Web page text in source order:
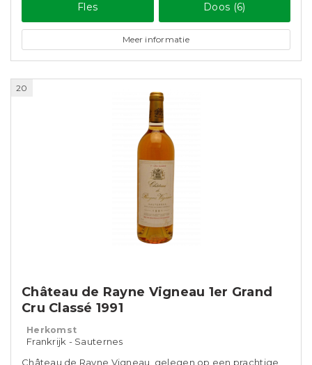
Fles Doos (6)
Meer informatie
20
Château de Rayne Vigneau 1er Grand
Cru Classé 1991
Herkomst
Frankrijk - Sauternes
Château de Rayne Vigneau, gelegen op een prachtige